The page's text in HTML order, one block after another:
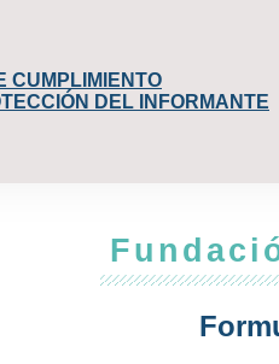
CUMPLIMIENTO
DEL INFORMANTE